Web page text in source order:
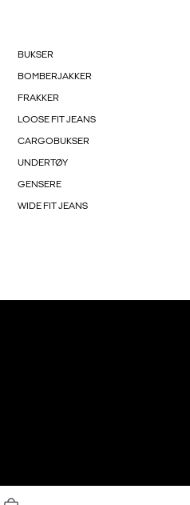
BUKSER
BOMBERJAKKER
FRAKKER
LOOSE FIT JEANS
CARGOBUKSER
UNDERTØY
GENSERE
WIDE FIT JEANS